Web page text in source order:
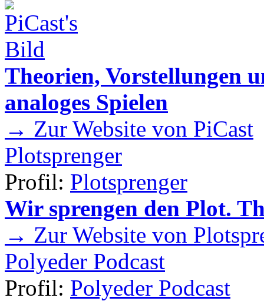
Theorien, Vorstellungen
analoges Spielen
→ Zur Website von PiCast
Plotsprenger
Profil: Plotsprenger
Wir sprengen den Plot.
→ Zur Website von
Polyeder Podcast
Profil: Polyeder Podcast